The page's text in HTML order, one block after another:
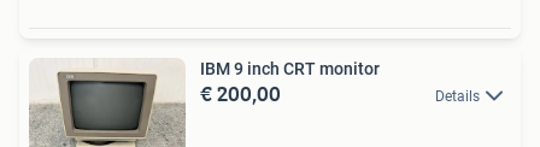
IBM 9 inch CRT monitor
€ 200,00 Details